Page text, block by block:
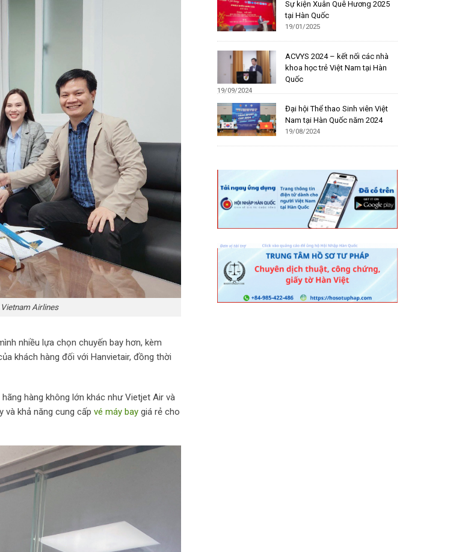
Airlines
nhiều lựa chọn chuyến bay hơn, kèm
khách hàng đối với Hanvietair, đồng thời
hàng không lớn khác như Vietjet Air và
và khả năng cung cấp vé máy bay giá rẻ cho
Sự kiện Xuân Quê Hương 2025
tại Hàn Quốc
19/01/2025
ACVYS 2024 – kết nối các nhà
khoa học trẻ Việt Nam tại Hàn
Quốc
19/09/2024
Đại hội Thể thao Sinh viên Việt
Nam tại Hàn Quốc năm 2024
19/08/2024